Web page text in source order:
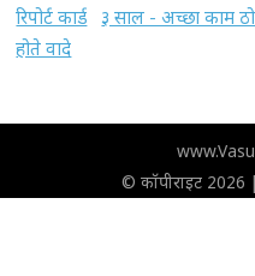
रिपोर्ट कार्ड
३ साल - अच्छा काम
होते वादे
© कॉपीराइट 2026